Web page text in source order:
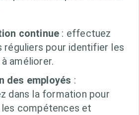
continue : effectuez
réguliers pour identifier les
améliorer.
des employés :
dans la formation pour
compétences et